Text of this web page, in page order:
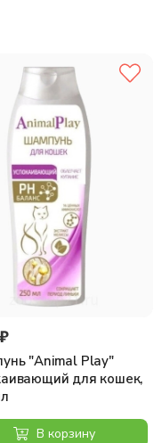
воздействия
средства кожно-
теплой
шампуня,
поверхности тела
этого шампунь
расчесывают и
цитрат,
динатрий
масла,
пшеницы,
бензоат серебра.
"Animal Play"
для кошек,
В корзину